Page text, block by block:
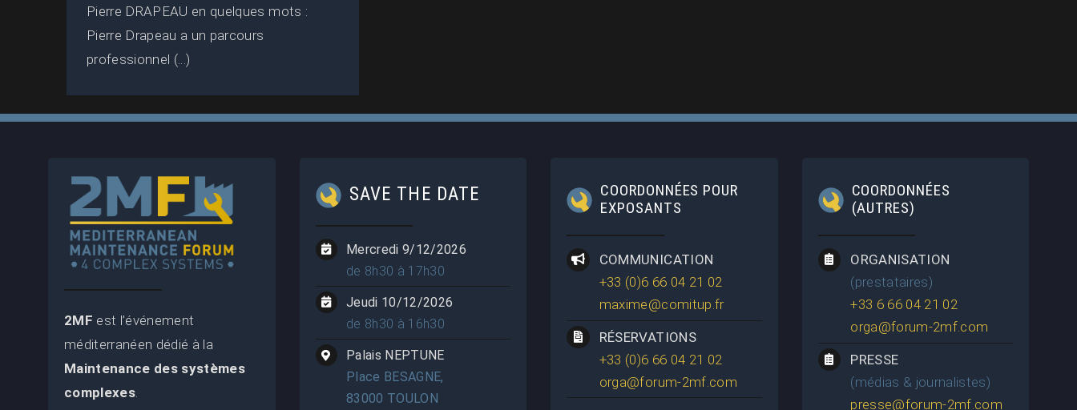
Pierre DRAPEAU en quelques mots :
Pierre Drapeau a un parcours
professionnel (...)
2MF est l’événement
méditerranéen dédié à la
Maintenance des systèmes
complexes.
SAVE THE DATE
Mercredi 9/12/2026
de 8h30 à 17h30
Jeudi 10/12/2026
de 8h30 à 16h30
Palais NEPTUNE
Place BESAGNE,
83000 TOULON
COORDONNÉES POUR
EXPOSANTS
COMMUNICATION
+33 (0)6 66 04 21 02
maxime@comitup.fr
RÉSERVATIONS
+33 (0)6 66 04 21 02
orga@forum-2mf.com
COORDONNÉES
(AUTRES)
ORGANISATION
(prestataires)
+33 6 66 04 21 02
orga@forum-2mf.com
PRESSE
(médias & journalistes)
presse@forum-2mf.com